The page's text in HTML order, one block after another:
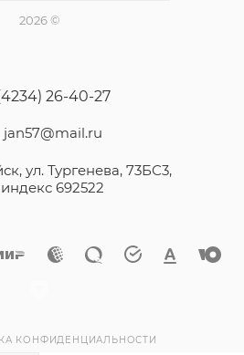
550 MIN HV
2026 ©
26-40-27
jan57@mail.ru
ул. Тургенева, 73БС3,
индекс 692522
КОНФИДЕНЦИАЛЬНОСТИ